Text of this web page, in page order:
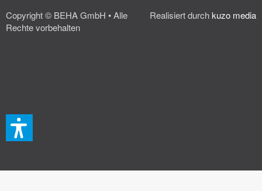
Copyright © BEHA GmbH • Alle
Rechte vorbehalten
Realisiert durchkuzo media